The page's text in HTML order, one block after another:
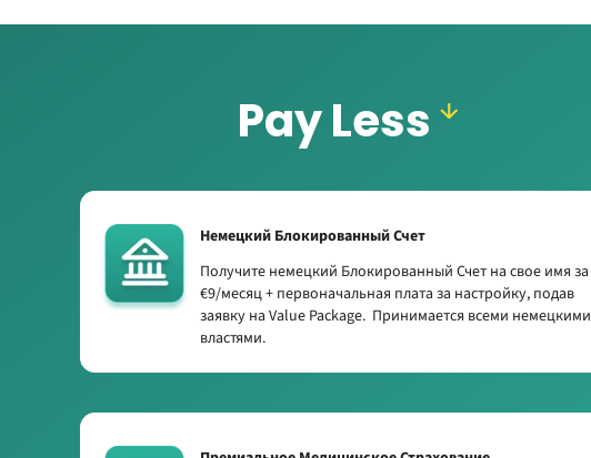
Pay Less
Немецкий Блокированный Счет
Получите немецкий Блокированный Счет на свое имя за
€9/месяц + первоначальная плата за настройку, подав
заявку на Value Package. Принимается всеми немецкими
властями.